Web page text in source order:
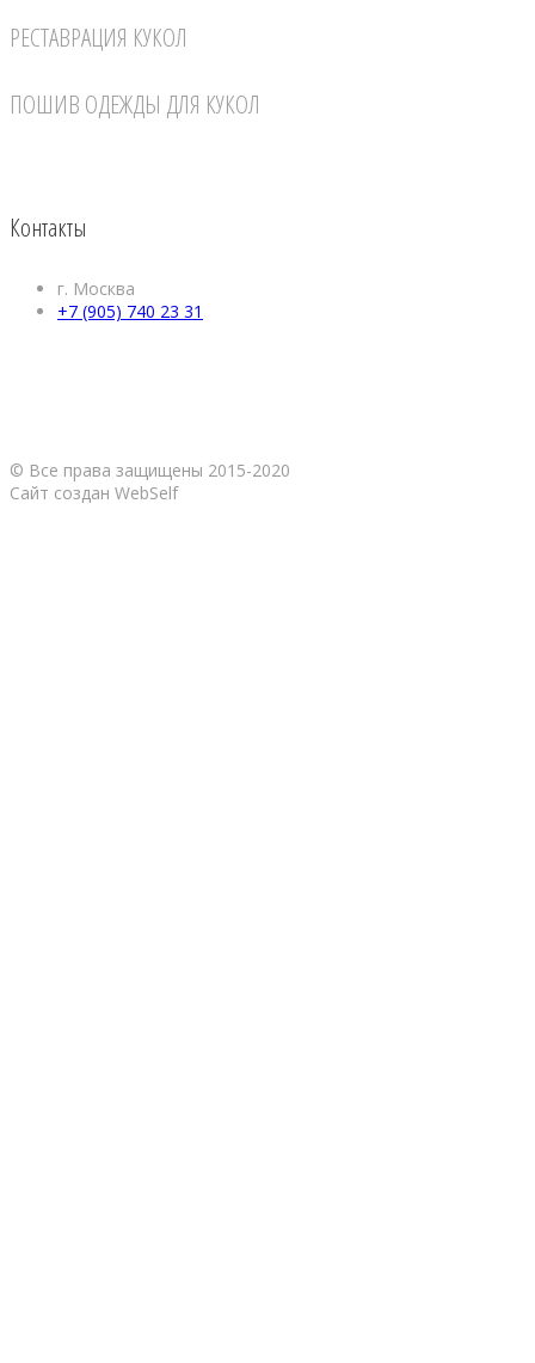
РЕСТАВРАЦИЯ КУКОЛ
ПОШИВ ОДЕЖДЫ ДЛЯ КУКОЛ
Контакты
г. Москва
+7 (905) 740 23 31
© Все права защищены 2015-2020
Сайт создан WebSelf